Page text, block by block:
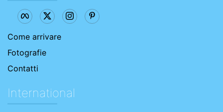
Come arrivare
Fotografie
Contatti
International